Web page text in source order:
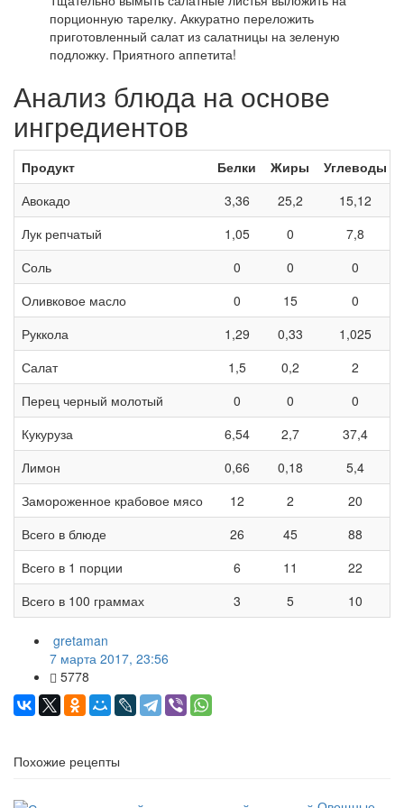
порционную тарелку. Аккуратно переложить
приготовленный салат из салатницы на зеленую
подложку. Приятного аппетита!
Анализ блюда на основе
ингредиентов
Продукт Белки Жиры Углеводы
Авокадо
3,36 25,2 15,12
Лук репчатый
1,05 0 7,8
Соль
0 0
0
Оливковое масло
0 15 0
Руккола
1,29 0,33
1,025
Салат
1,5 0,2
2
Перец черный молотый
0 0
0
Кукуруза
6,54 2,7
37,4
Лимон
0,66 0,18
5,4
Замороженное крабовое мясо
12 2
20
Всего в блюде
26 45
88
Всего в 1 порции
6 11
22
Всего в 100 граммах
3 5 10
gretaman
7 марта 2017, 23:56
5778
Похожие рецепты